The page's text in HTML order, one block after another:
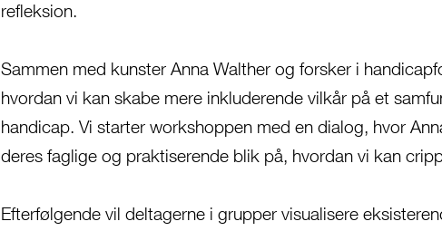
refleksion.
Sammen med kunster Anna Walther og forsker i
hvordan vi kan skabe mere inkluderende vilkår på et
handicap. Vi starter workshoppen med en dialog, hvor
deres faglige og praktiserende blik på, hvordan vi kan
Efterfølgende vil deltagerne i grupper visualisere